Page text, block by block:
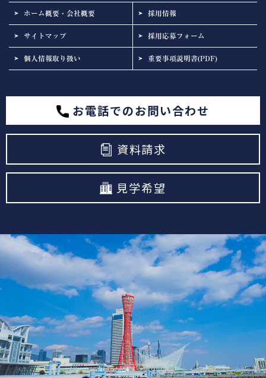
ホーム概要・会社概要 採用情報
サイトマップ 採用応募フォーム
個人情報取り扱い 重要事項説明書(PDF)
お電話でのお問い合わせ
資料請求
見学希望